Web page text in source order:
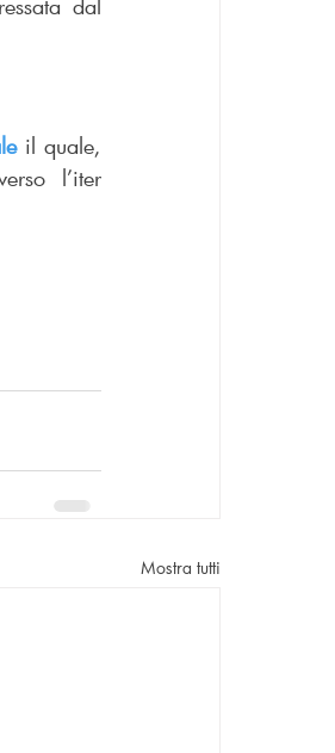
dal
il quale,
l’iter
Mostra tutti